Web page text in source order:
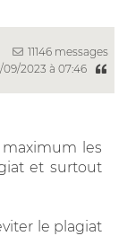
11146 messages
09/2023 à 07:46
les
et surtout
le plagiat